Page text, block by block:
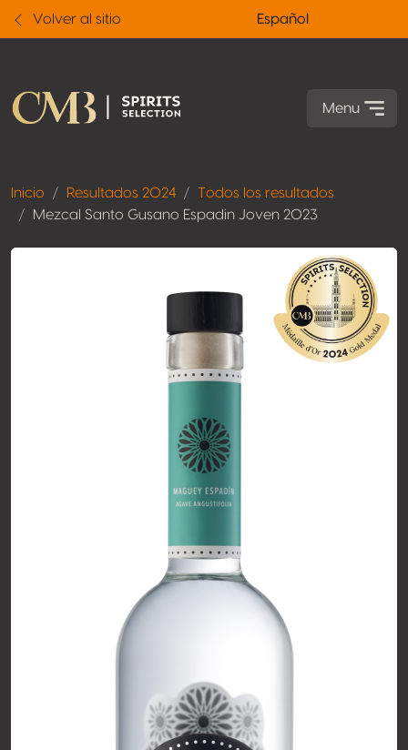
Volver al sitio Español
Menu
Inicio Resultados 2024
Todos los resultados
Mezcal Santo Gusano Espadin Joven 2023